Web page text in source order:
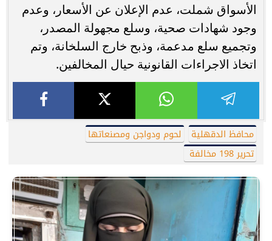
الأسواق شملت، عدم الإعلان عن الأسعار، وعدم
وجود شهادات صحية، وسلع مجهولة المصدر،
وتجميع سلع مدعمة، وذبح خارج السلخانة، وتم
اتخاذ الاجراءات القانونية حيال المخالفين.
محافظ الدقهلية
لحوم ودواجن ومصنعاتها
تحرير 198 مخالفة